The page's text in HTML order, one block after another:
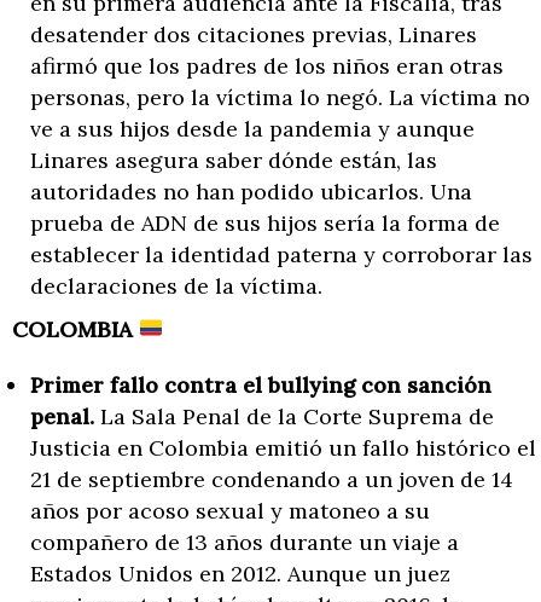
desatender dos citaciones previas, Linares
afirmó que los padres de los niños eran otras
personas, pero la víctima lo negó. La víctima no
ve a sus hijos desde la pandemia y aunque
Linares asegura saber dónde están, las
autoridades no han podido ubicarlos. Una
prueba de ADN de sus hijos sería la forma de
establecer la identidad paterna y corroborar las
declaraciones de la víctima.
COLOMBIA
Primer fallo contra el bullying con sanción
penal. La Sala Penal de la Corte Suprema de
Justicia en Colombia emitió un fallo histórico el
21 de septiembre condenando a un joven de 14
años por acoso sexual y matoneo a su
compañero de 13 años durante un viaje a
Estados Unidos en 2012. Aunque un juez